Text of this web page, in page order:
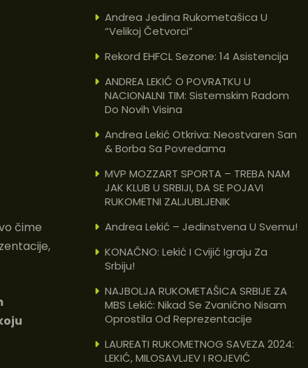
čime
Andrea Jedina Rukometašica U
“velikoj Četvorci”
Rekord EHFCL Sezone: 14 Asistencija
ANDREA LEKIĆ O POVRATKU U
NACIONALNI TIM: Sistemskim Radom
Do Novih Visina
Andrea Lekić Otkriva: Neostvaren San
& Borba Sa Povredama
MVP MOZZART SPORTA – TREBA NAM
JAK KLUB U SRBIJI, DA SE POJAVI
RUKOMETNI ZALJUBLJENIK
Andrea Lekić – Jedinstvena U Svemu!
KONAČNO: Lekić I Cvijić Igraju Za
Srbiju!
NAJBOLJA RUKOMETAŠICA SRBIJE ZA
MBS Lekić: Nikad Se Zvanično Nisam
Oprostila Od Reprezentacije
LAUREATI RUKOMETNOG SAVEZA 2024:
LEKIĆ, MILOSAVLJEV I ROJEVIĆ